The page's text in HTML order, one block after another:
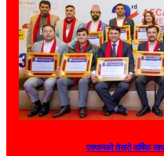
एक्यानको तेस्रो वार्षिक